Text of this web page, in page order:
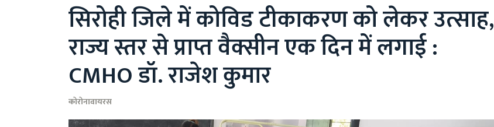
सिरोही जिले में कोविड टीकाकरण को लेकर उत्साह,
राज्य स्तर से प्राप्त वैक्सीन एक दिन में लगाई :
CMHO डॉ. राजेश कुमार
कोरोनावायरस